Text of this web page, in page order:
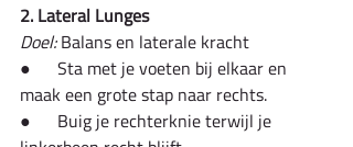
2. Lateral Lunges
Doel: Balans en laterale kracht
●      Sta met je voeten bij elkaar en
maak een grote stap naar rechts.
●      Buig je rechterknie terwijl je